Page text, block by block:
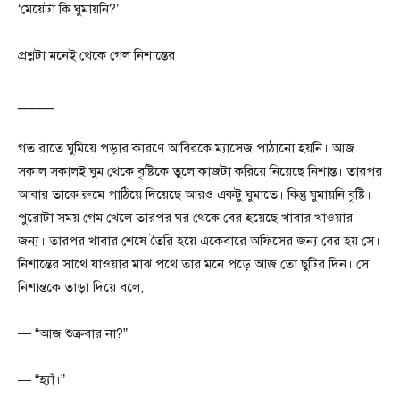
‘মেয়েটা কি ঘুমায়নি?’
প্রশ্নটা মনেই থেকে গেল নিশান্তের।
গত রাতে ঘুমিয়ে পড়ার কারণে আবিরকে ম্যাসেজ পাঠানো হয়নি। আজ
সকাল সকালই ঘুম থেকে বৃষ্টিকে তুলে কাজটা করিয়ে নিয়েছে নিশান্ত। তারপর
আবার তাকে রুমে পাঠিয়ে দিয়েছে আরও একটু ঘুমাতে। কিন্তু ঘুমায়নি বৃষ্টি।
পুরোটা সময় গেম খেলে তারপর ঘর থেকে বের হয়েছে খাবার খাওয়ার
জন্য। তারপর খাবার শেষে তৈরি হয়ে একেবারে অফিসের জন্য বের হয় সে।
নিশান্তের সাথে যাওয়ার মাঝ পথে তার মনে পড়ে আজ তো ছুটির দিন। সে
নিশান্তকে তাড়া দিয়ে বলে,
— “আজ শুক্রবার না?”
— “হ্যাঁ।”